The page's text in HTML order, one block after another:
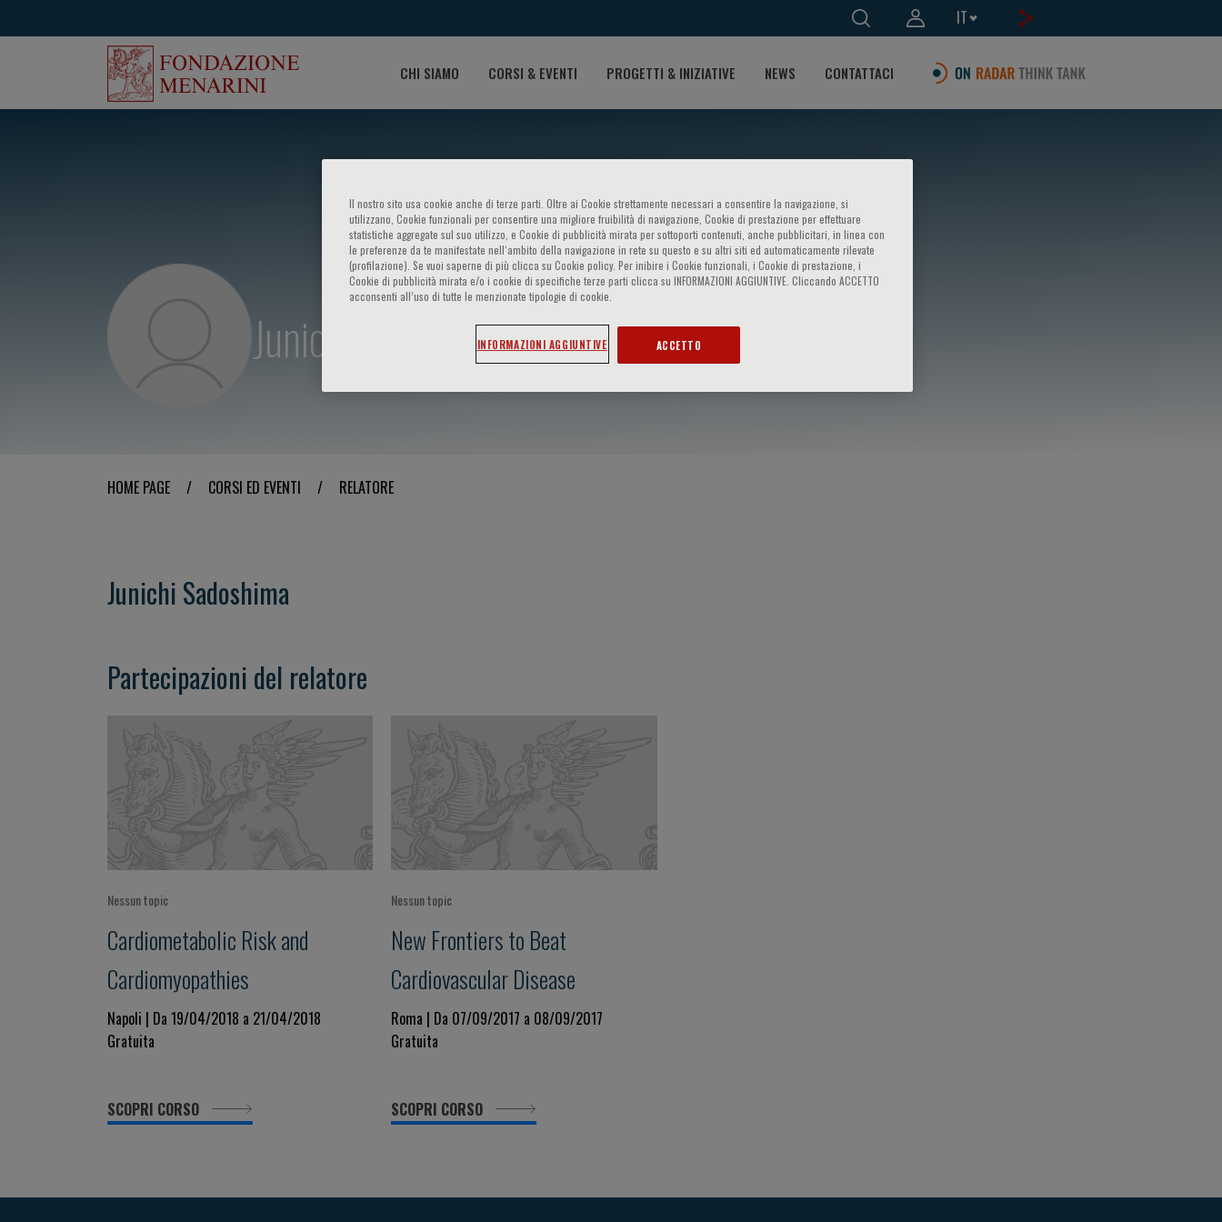
IT
CHI SIAMO CORSI & EVENTI PROGETTI & INIZIATIVE NEWS CONTATTACI
Junichi Sadoshima
HOME PAGE / CORSI ED EVENTI / RELATORE
Junichi Sadoshima
Partecipazioni del relatore
Nessun topic
Cardiometabolic Risk and
Cardiomyopathies
Napoli | Da 19/04/2018 a 21/04/2018
Gratuita
SCOPRI CORSO
Nessun topic
New Frontiers to Beat
Cardiovascular Disease
Roma | Da 07/09/2017 a 08/09/2017
Gratuita
SCOPRI CORSO
Il nostro sito usa cookie anche di terze parti. Oltre ai Cookie strettamente necessari a consentire la navigazione, si
utilizzano, Cookie funzionali per consentire una migliore fruibilità di navigazione, Cookie di prestazione per effettuare
statistiche aggregate sul suo utilizzo, e Cookie di pubblicità mirata per sottoporti contenuti, anche pubblicitari, in linea con
le preferenze da te manifestate nell‘ambito della navigazione in rete su questo e su altri siti ed automaticamente rilevate
(profilazione). Se vuoi saperne di più clicca su Cookie policy. Per inibire i Cookie funzionali, i Cookie di prestazione, i
Cookie di pubblicità mirata e/o i cookie di specifiche terze parti clicca su INFORMAZIONI AGGIUNTIVE. Cliccando ACCETTO
acconsenti all’uso di tutte le menzionate tipologie di cookie.
INFORMAZIONI AGGIUNTIVE ACCETTO